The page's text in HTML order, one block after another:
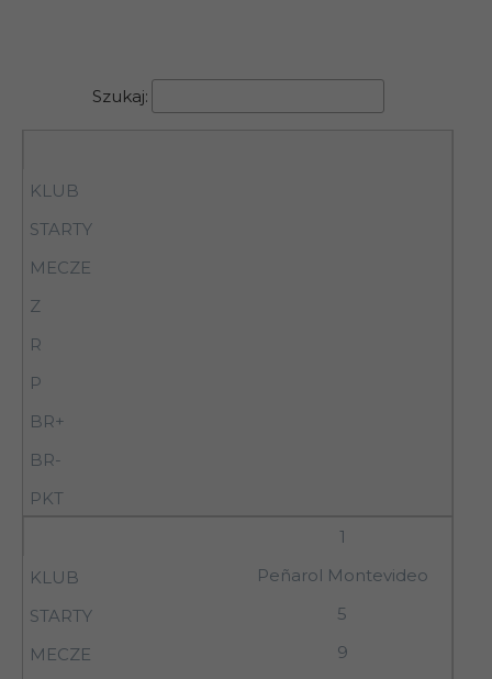
Szukaj:
1
Peñarol Montevideo
5
9